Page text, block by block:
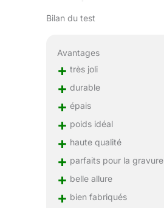
Bilan du test
Avantages
+ très joli
+ durable
+ épais
+ poids idéal
+ haute qualité
+ parfaits pour la gravure
+ belle allure
+ bien fabriqués